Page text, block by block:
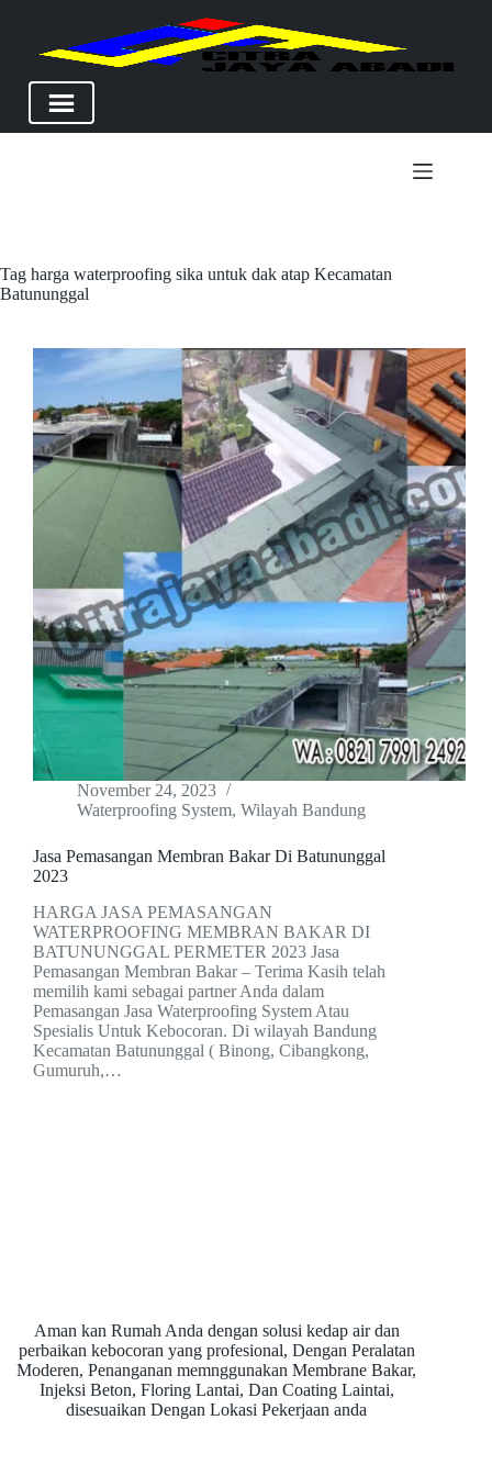
Tag harga waterproofing sika untuk dak atap Kecamatan
Batununggal
November 24, 2023
Waterproofing System, Wilayah Bandung
Jasa Pemasangan Membran Bakar Di Batununggal
2023
HARGA JASA PEMASANGAN
WATERPROOFING MEMBRAN BAKAR DI
BATUNUNGGAL PERMETER 2023 Jasa
Pemasangan Membran Bakar – Terima Kasih telah
memilih kami sebagai partner Anda dalam
Pemasangan Jasa Waterproofing System Atau
Spesialis Untuk Kebocoran. Di wilayah Bandung
Kecamatan Batununggal ( Binong, Cibangkong,
Gumuruh,…
Aman kan Rumah Anda dengan solusi kedap air dan
perbaikan kebocoran yang profesional, Dengan Peralatan
Moderen, Penanganan memnggunakan Membrane Bakar,
Injeksi Beton, Floring Lantai, Dan Coating Laintai,
disesuaikan Dengan Lokasi Pekerjaan anda